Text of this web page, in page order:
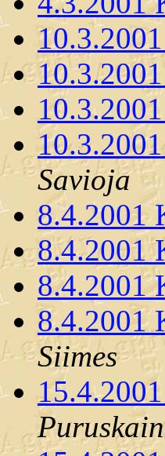
Savioja
8.4.2001
8.4.2001
8.4.2001
8.4.2001
Siimes